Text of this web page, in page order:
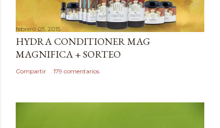
a
r
u
n
c
febrero 05, 2015
HYDRA CONDITIONER MAG
MAGNIFICA + SORTEO
Compartir 179 comentarios